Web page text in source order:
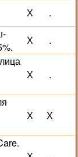
Х .
Х .
Х .
Х Х